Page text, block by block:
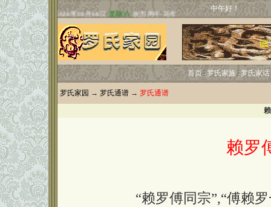
中午好！
首页 罗氏家族 罗氏家话
罗氏家园 → 罗氏通谱 → 罗氏通谱
赖罗
“赖罗傅同宗”,“傅赖罗